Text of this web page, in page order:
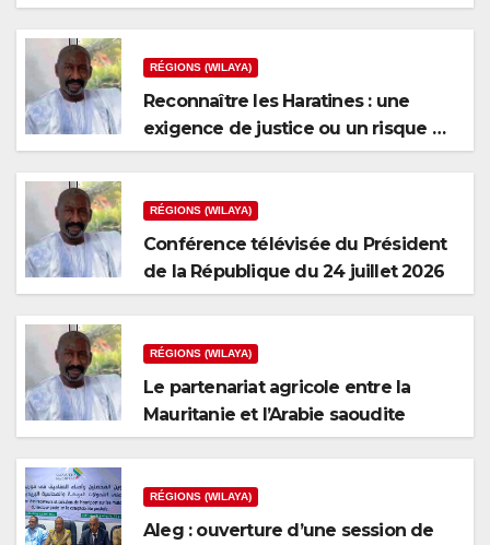
niveau de la wilaya du Brakna
RÉGIONS (WILAYA)
Reconnaître les Haratines : une
exigence de justice ou un risque de
fragmentation nationale ?
RÉGIONS (WILAYA)
Conférence télévisée du Président
de la République du 24 juillet 2026
RÉGIONS (WILAYA)
Le partenariat agricole entre la
Mauritanie et l’Arabie saoudite
RÉGIONS (WILAYA)
Aleg : ouverture d’une session de